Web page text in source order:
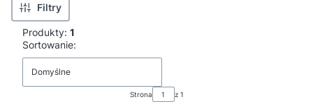
Filtry
Produkty: 1
Lista produktów
Sortowanie:
Domyślne
Strona z 1